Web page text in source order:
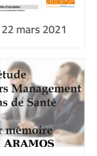
mars 2021